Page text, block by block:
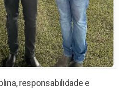
responsabilidade e